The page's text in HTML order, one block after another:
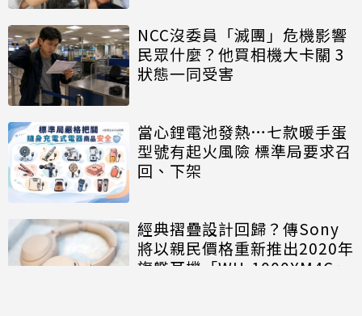
NCC沒委員「滅團」危機影響
民眾什麼？他買相機大卡關 3
狀態一同受害
當心鋰電池發熱…七款暖手蛋
型號有起火風險 標準局要求召
回、下架
經典摺疊設計回歸？傳Sony
將以親民價格重新推出2020年
旗艦耳機「WH-1000XM4C」